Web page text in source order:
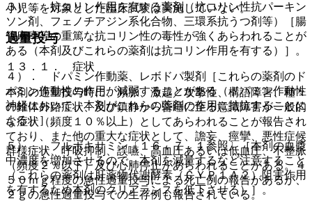
小児等を対象とした臨床試験は実施していない。
過量投与
１３．１． 症状
本剤の過量投与時に、頻脈、激越／攻撃性、構語障害、種々
の錐体外路症状、及び鎮静から昏睡に至る意識障害が一般的
な症状（頻度１０％以上）としてあらわれることが報告され
ており、また他の重大な症状として、譫妄、痙攣、悪性症候
群様症状、呼吸抑制、誤嚥、高血圧あるいは低血圧、不整脈
（頻度２％以下）及び心肺停止があらわれることがある。４
５０ｍｇ程度の急性過量投与による死亡例の報告があるが、
２ｇの急性過量投与での生存例も報告されている。
３）． 抗コリン作用を有する薬剤（抗コリン性抗パーキン
ソン剤、フェノチアジン系化合物、三環系抗うつ剤等）［腸
管麻痺等の重篤な抗コリン性の毒性が強くあらわれることが
ある（本剤及びこれらの薬剤は抗コリン作用を有する）］。
４）． ドパミン作動薬、レボドパ製剤［これらの薬剤のド
パミン作動性の作用が減弱することがある（ドパミン作動性
神経において、本剤がこれらの薬剤の作用に拮抗することに
よる）］。
５）． フルボキサミン〔１６．７．１参照〕［本剤の血漿
中濃度を増加させるので、本剤を減量するなど注意すること
（これらの薬剤は肝薬物代謝酵素（ＣＹＰ１Ａ２）阻害作用
を有するため本剤のクリアランスを低下させる）］。